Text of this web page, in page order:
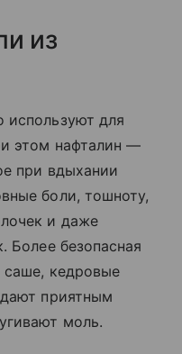
из
используют для
этом нафталин —
при вдыхании
боли, тошноту,
и даже
Более безопасная
саше, кедровые
приятным
моль.